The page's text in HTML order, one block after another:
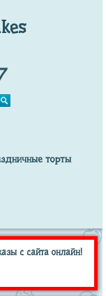
торты
с сайта онлайн!